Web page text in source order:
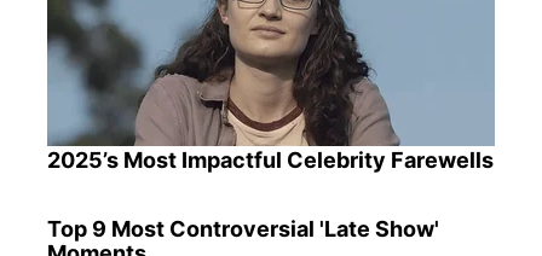
2025’s Most Impactful Celebrity Farewells
Top 9 Most Controversial 'Late Show'